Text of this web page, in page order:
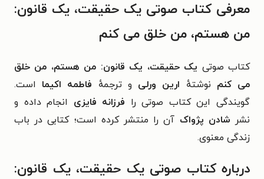
معرفی کتاب صوتی یک حقیقت، یک قانون:
من هستم، من خلق می کنم
کتاب صوتی یک حقیقت، یک قانون: من هستم، من خلق
می کنم نوشتهٔ ارین ورلی و ترجمهٔ فاطمه اکیما است.
گویندگی این کتاب صوتی را فرزانه فایزی انجام داده و
نشر شادن پژواک آن را منتشر کرده است؛ کتابی در باب
زندگی معنوی.
درباره کتاب صوتی یک حقیقت، یک قانون: